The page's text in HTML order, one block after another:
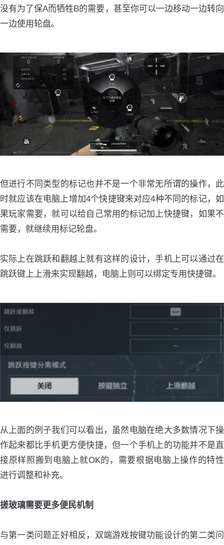
没有为了保A而牺牲B的需要，甚至你可以一边移动一边转向
一边使用轮盘。
但进行不同类型的标记也并不是一个非常无所谓的操作，此
时就应该在电脑上增加4个快捷键来对应4种不同的标记，如
果玩家需要，就可以给自己常用的标记加上快捷键，如果不
需要，就继续用标记轮盘。
实际上在跳跃和翻越上就有这样的设计，手机上可以通过在
跳跃键上上滑来实现翻越，电脑上则可以绑定专用快捷键。
从上面的例子我们可以看出，虽然电脑在绝大多数情况下操
作起来都比手机更方便快捷，但一个手机上的功能并不是直
接原样照搬到电脑上就OK的，需要根据电脑上操作的特性
进行调整和补充。
搓玻璃需要更多便民机制
与第一类问题正好相反，双端游戏按键功能设计的第二类问